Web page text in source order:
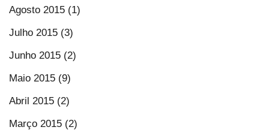
Agosto 2015 (1)
Julho 2015 (3)
Junho 2015 (2)
Maio 2015 (9)
Abril 2015 (2)
Março 2015 (2)